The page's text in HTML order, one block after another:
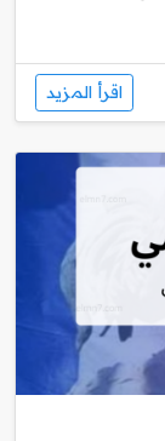
اقرأ المزيد